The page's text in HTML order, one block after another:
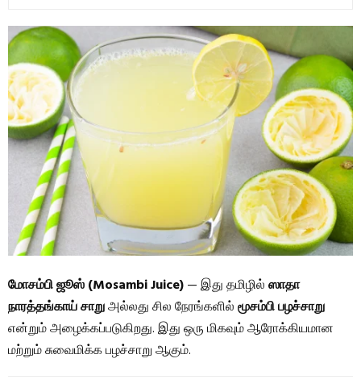
மோசம்பி ஜூஸ் (Mosambi Juice)— இது தமிழில்ஸாதா
நாரத்தங்காய் சாறுஅல்லது சில நேரங்களில்மூசம்பி பழச்சாறு
என்றும் அழைக்கப்படுகிறது. இது ஒரு மிகவும் ஆரோக்கியமான
மற்றும் சுவைமிக்க பழச்சாறு ஆகும்.